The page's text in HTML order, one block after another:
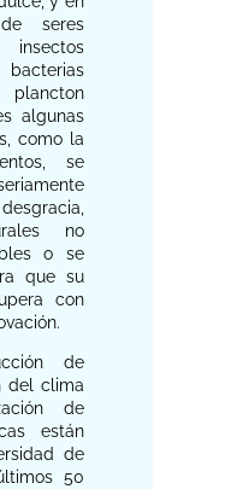
seres
algunas
como la
se
no
o se
que su
con
de
del clima
de
están
de
50